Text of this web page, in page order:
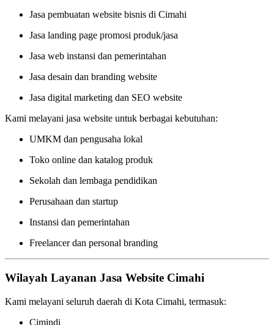
Jasa pembuatan website bisnis di Cimahi
Jasa landing page promosi produk/jasa
Jasa web instansi dan pemerintahan
Jasa desain dan branding website
Jasa digital marketing dan SEO website
Kami melayani jasa website untuk berbagai kebutuhan:
UMKM dan pengusaha lokal
Toko online dan katalog produk
Sekolah dan lembaga pendidikan
Perusahaan dan startup
Instansi dan pemerintahan
Freelancer dan personal branding
Wilayah Layanan Jasa Website Cimahi
Kami melayani seluruh daerah di Kota Cimahi, termasuk:
Cimindi